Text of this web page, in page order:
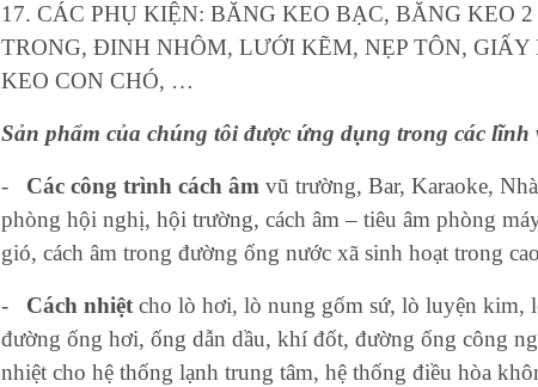
17. CÁC PHỤ KIỆN: BĂNG KEO BẠC, BĂNG KEO
TRONG, ĐINH NHÔM, LƯỚI KẼM, NẸP TÔN, GIẤY
KEO CON CHÓ, …
Sản phẩm của chúng tôi được ứng dụng trong các lĩnh
- Các công trình cách âm vũ trường, Bar, Karaoke,
phòng hội nghị, hội trường, cách âm – tiêu âm phòng
gió, cách âm trong đường ống nước xã sinh hoạt trong
- Cách nhiệt cho lò hơi, lò nung gốm sứ, lò luyện kim,
đường ống hơi, ống dẫn dầu, khí đốt, đường ống công
nhiệt cho hệ thống lạnh trung tâm, hệ thống điều hòa